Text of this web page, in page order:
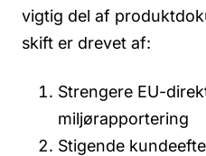
vigtig del af
skift er drevet af:
Strengere EU-
miljørapportering
Stigende